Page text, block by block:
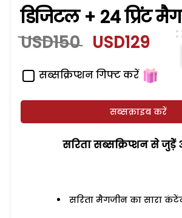
डिजिटल + 24 प्रिंट
USD150 USD129
सब्सक्रिप्शन गिफ्ट करें
सब्सक्राइब करें
सरिता सब्सक्रिप्शन से जुड़ेें
सरिता मैगजीन का सारा